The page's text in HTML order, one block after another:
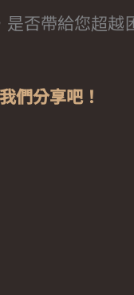
否帶給您超越
們分享吧！